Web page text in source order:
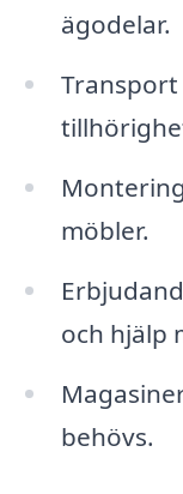
ägodelar.
möbler.
och hjälp
behövs.